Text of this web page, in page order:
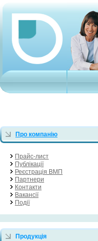
Про компанію
Прайс-лист
Публікації
Реєстрація ВМП
Партнери
Контакти
Вакансії
Події
Продукція